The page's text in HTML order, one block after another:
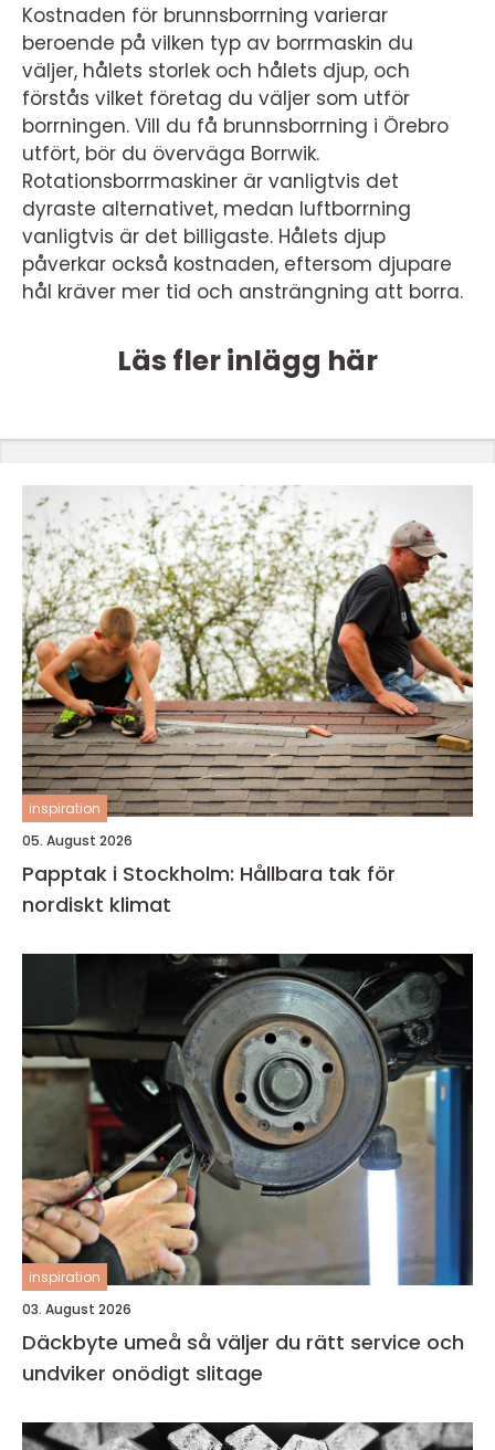
Kostnaden för brunnsborrning varierar
beroende på vilken typ av borrmaskin du
väljer, hålets storlek och hålets djup, och
förstås vilket företag du väljer som utför
borrningen. Vill du få brunnsborrning i Örebro
utfört, bör du överväga Borrwik.
Rotationsborrmaskiner är vanligtvis det
dyraste alternativet, medan luftborrning
vanligtvis är det billigaste. Hålets djup
påverkar också kostnaden, eftersom djupare
hål kräver mer tid och ansträngning att borra.
Läs fler inlägg här
inspiration
05. August 2026
Papptak i Stockholm: Hållbara tak för
nordiskt klimat
inspiration
03. August 2026
Däckbyte umeå så väljer du rätt service och
undviker onödigt slitage